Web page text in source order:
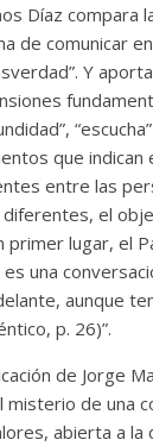
Díaz compara
de comunicar
Y
que indican
entre las
el
primer lugar, el
una
aunque
p. 26)”.
de Jorge
de una
abierta a la